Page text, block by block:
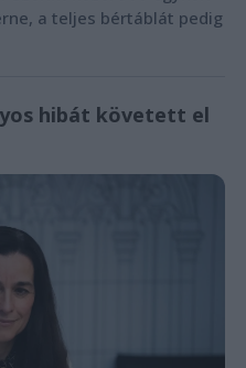
a teljes bértáblát pedig
hibát követett el